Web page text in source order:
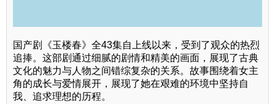
国产剧《玉楼春》全43集自上线以来，受到了观众的热烈
追捧。这部剧通过细腻的剧情和精美的画面，展现了古典
文化的魅力与人物之间错综复杂的关系。故事围绕着女主
角的成长与爱情展开，展现了她在艰难的环境中坚持自
我、追求理想的历程。